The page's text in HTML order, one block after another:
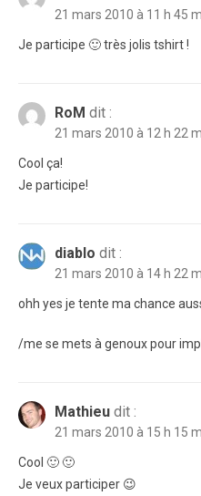
21 mars 2010 à 11 h 45
Je participe 🙂 très jolis tshirt !
RoM dit :
21 mars 2010 à 12 h 22
Cool ça!
Je participe!
diablo dit :
21 mars 2010 à 14 h 22
ohh yes je tente ma chance
/me se mets à genoux pour
Mathieu dit :
21 mars 2010 à 15 h 15
Cool 🙂 🙂
Je veux participer 😉